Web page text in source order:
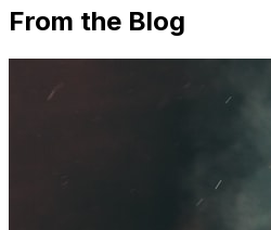
From the Blog